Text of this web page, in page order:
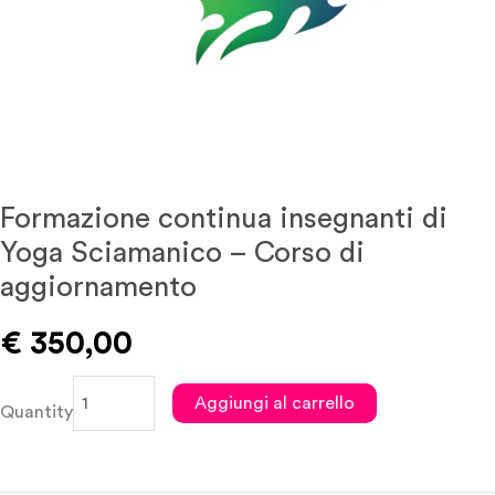
Formazione continua insegnanti di
Yoga Sciamanico – Corso di
aggiornamento
€ 350,00
Quantitycontinua
Aggiungi al carrello